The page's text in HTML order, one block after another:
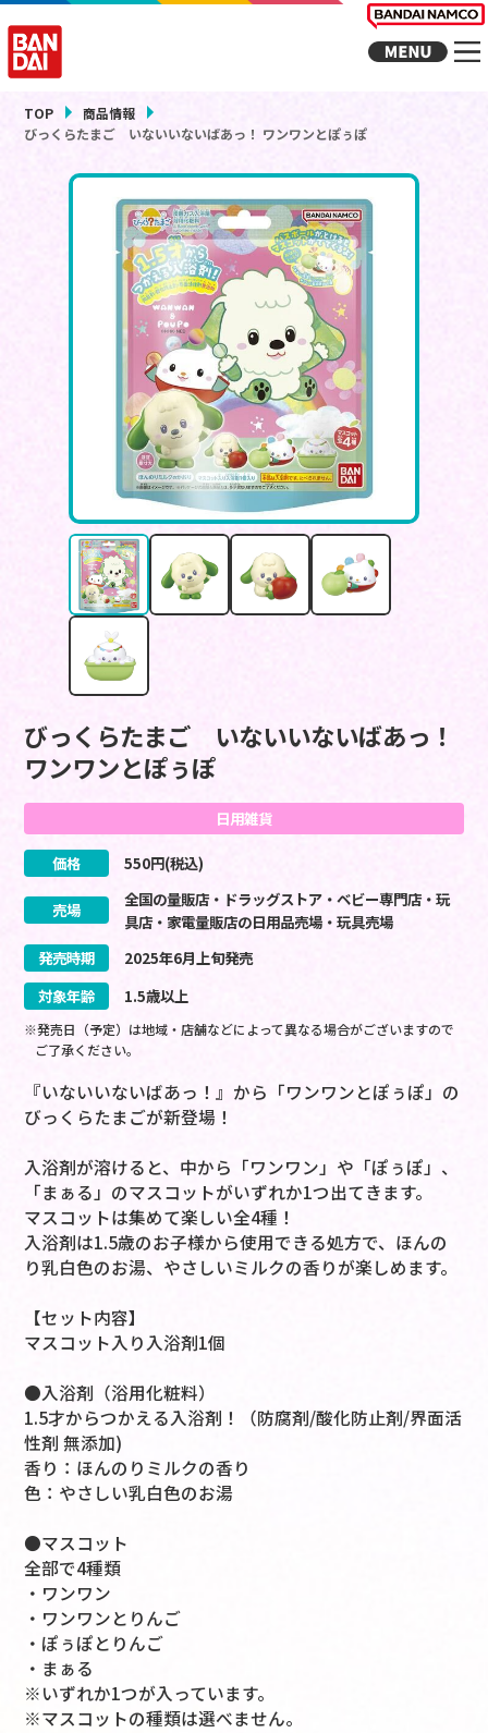
TOP
商品情報
びっくらたまご いないいないばあっ！ ワンワンとぽぅぽ
びっくらたまご いないいないばあっ！
ワンワンとぽぅぽ
日用雑貨
価格 550円(税込)
売場
全国の量販店・ドラッグストア・ベビー専門店・玩
具店・家電量販店の日用品売場・玩具売場
発売時期
2025年6月 上旬発売
対象年齢
1.5歳以上
※発売日（予定）は地域・店舗などによって異なる場合がございますので
ご了承ください。
『いないいないばあっ！』から「ワンワンとぽぅぽ」の
びっくらたまごが新登場！
入浴剤が溶けると、中から「ワンワン」や「ぽぅぽ」、
「まぁる」のマスコットがいずれか1つ出てきます。
マスコットは集めて楽しい全4種！
入浴剤は1.5歳のお子様から使用できる処方で、ほんの
り乳白色のお湯、やさしいミルクの香りが楽しめます。
【セット内容】
マスコット入り入浴剤1個
●入浴剤（浴用化粧料）
1.5才からつかえる入浴剤！（防腐剤/酸化防止剤/界面活
性剤 無添加)
香り：ほんのりミルクの香り
色：やさしい乳白色のお湯
●マスコット
全部で4種類
・ワンワン
・ワンワンとりんご
・ぽぅぽとりんご
・まぁる
※いずれか1つが入っています。
※マスコットの種類は選べません。